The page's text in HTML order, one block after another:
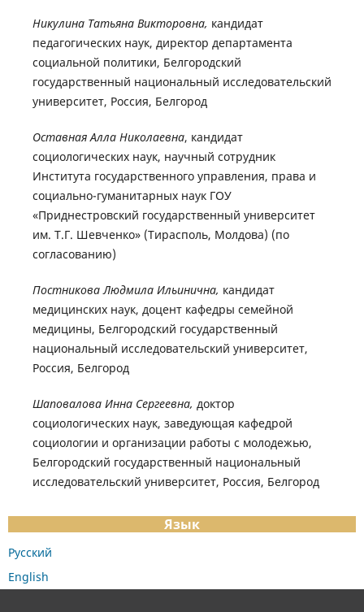
Никулина Татьяна Викторовна, кандидат
педагогических наук, директор департамента
социальной политики, Белгородский
государственный национальный исследовательский
университет, Россия, Белгород
Оставная Алла Николаевна, кандидат
социологических наук, научный сотрудник
Института государственного управления, права и
социально-гуманитарных наук ГОУ
«Приднестровский государственный университет
им. Т.Г. Шевченко» (Тирасполь, Молдова) (по
согласованию)
Постникова Людмила Ильинична, кандидат
медицинских наук, доцент кафедры семейной
медицины, Белгородский государственный
национальный исследовательский университет,
Россия, Белгород
Шаповалова Инна Сергеевна, доктор
социологических наук, заведующая кафедрой
социологии и организации работы с молодежью,
Белгородский государственный национальный
исследовательский университет, Россия, Белгород
Язык
Русский
English